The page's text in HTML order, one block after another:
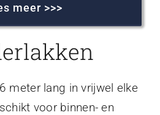
meer >>>
meter lang in vrijwel elke
voor binnen- en